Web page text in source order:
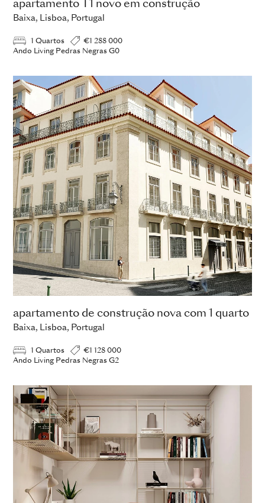
apartamento T1 novo em construção
Baixa, Lisboa, Portugal
1 Quartos
€1 288 000
Ando Living Pedras Negras G0
apartamento de construção nova com 1 quarto
Baixa, Lisboa, Portugal
1 Quartos
€1 128 000
Ando Living Pedras Negras G2